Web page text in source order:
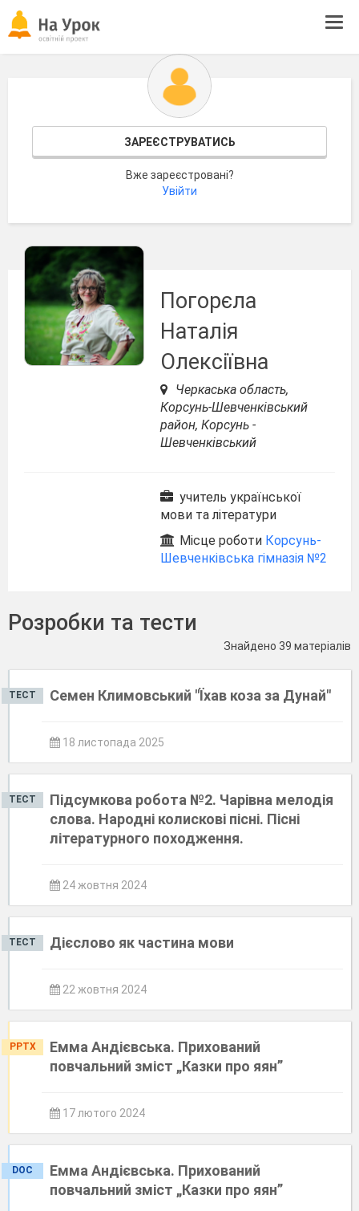
ЗАРЕЄСТРУВАТИСЬ
Вже зареєстровані?
Увійти
Погорєла
Наталія
Олексіївна
Черкаська область,
Корсунь-Шевченківський
район, Корсунь -
Шевченківський
учитель української
мови та літератури
Місце роботи Корсунь-
Шевченківська гімназія №2
Розробки та тести
Знайдено 39 матеріалів
ТЕСТ Семен Климовський "Їхав коза за Дунай"
18 листопада 2025
ТЕСТ
Підсумкова робота №2. Чарівна мелодія
слова. Народні колискові пісні. Пісні
літературного походження.
24 жовтня 2024
ТЕСТ Дієслово як частина мови
22 жовтня 2024
PPTX
Емма Андієвська. Прихований
повчальний зміст „Казки про яян”
17 лютого 2024
DOC
Емма Андієвська. Прихований
повчальний зміст „Казки про яян”